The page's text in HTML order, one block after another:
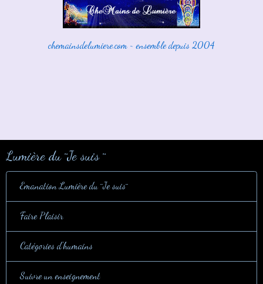
chemainsdelumiere.com ~ ensemble depuis 2004
Lumière du ¨Je suis ¨
Emanation Lumière du ¨Je suis¨
Faire Plaisir
Catégories d'humains
Suivre un enseignement